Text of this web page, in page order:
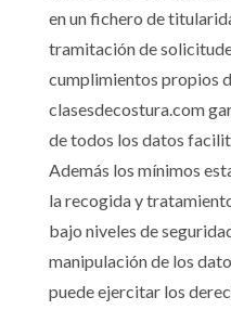
en un fichero de
tramitación de
cumplimientos propios
clasesdecostura.com
de todos los datos
Además los mínimos
la recogida y
bajo niveles de
manipulación de los
puede ejercitar los